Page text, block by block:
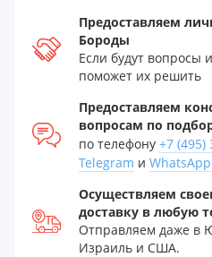
Предоставляем
Бороды
Если будут вопросы
поможет их решить
Предоставляем
вопросам по
по телефону +7 (495)
Telegram и WhatsApp
Осуществляем
доставку в любую
Отправляем даже
Израиль и США.